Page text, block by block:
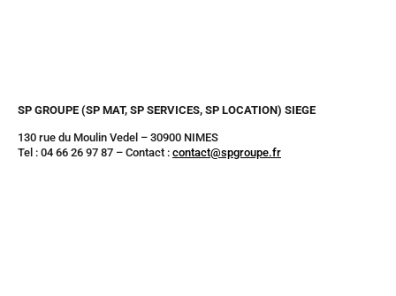
SP GROUPE (SP MAT, SP SERVICES, SP LOCATION) SIEGE
130 rue du Moulin Vedel – 30900 NIMES
Tel : 04 66 26 97 87 – Contact : contact@spgroupe.fr